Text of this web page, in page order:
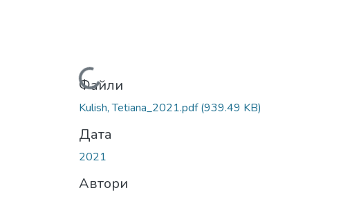
Вантажиться...
Файли
Kulish, Tetiana_2021.pdf(939.49 KB)
Дата
2021
Автори